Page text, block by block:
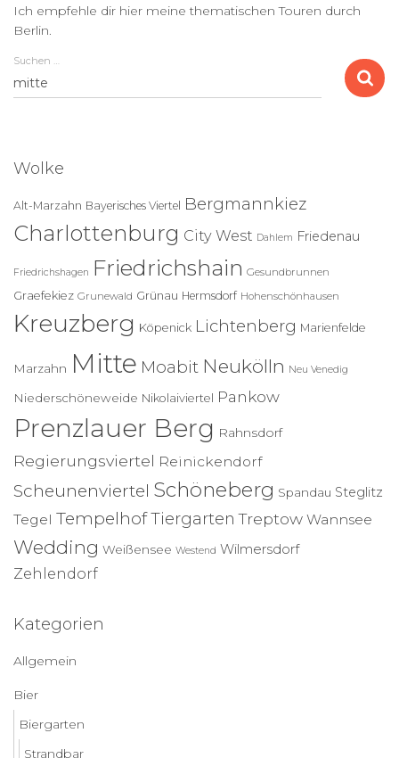
Ich empfehle dir hier meine thematischen Touren durch
Berlin.
u
n
a
c
:
Suchen …
Wolke
Alt-Marzahn Bayerisches Viertel Bergmannkiez
Charlottenburg City West Dahlem Friedenau
Friedrichshagen Friedrichshain Gesundbrunnen
Graefekiez Grunewald Grünau Hermsdorf Hohenschönhausen
Kreuzberg Köpenick Lichtenberg Marienfelde
Marzahn Mitte Moabit Neukölln Neu Venedig
Niederschöneweide Nikolaiviertel Pankow
Prenzlauer Berg Rahnsdorf
Regierungsviertel Reinickendorf
Scheunenviertel Schöneberg Spandau Steglitz
Tegel TempelhofTiergarten Treptow Wannsee
Wedding Weißensee Westend Wilmersdorf
Zehlendorf
Kategorien
Allgemein
Bier
Biergarten
Strandbar